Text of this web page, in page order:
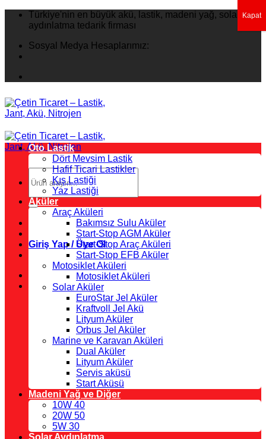
İçeriğeTürkiye'nin en büyük akü, lastik, madeni yağ, solar
aydınlatma tedarik firması
Sosyal Medya Hesaplarımız:
Ara:
Giriş Yap / Üye Ol
Oto Lastik
Dört Mevsim Lastik
Hafif Ticari Lastikler
Kış Lastiği
Yaz Lastiği
Aküler
Araç Aküleri
Bakımsız Sulu Aküler
Start-Stop AGM Aküler
Start-Stop Araç Aküleri
Start-Stop EFB Aküler
Motosiklet Aküleri
Motosiklet Aküleri
Solar Aküler
EuroStar Jel Aküler
Kraftvoll Jel Akü
Lityum Aküler
Orbus Jel Aküler
Marine ve Karavan Aküleri
Dual Aküler
Lityum Aküler
Servis aküsü
Start Aküsü
Madeni Yağ ve Diğer
10W 40
20W 50
5W 30
Solar Aydınlatma
Kapat